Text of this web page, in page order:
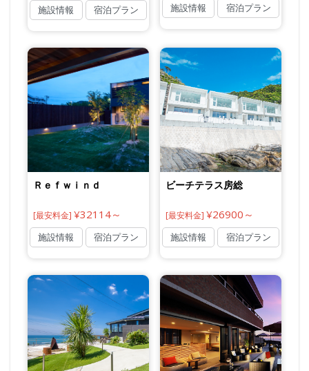
施設情報 宿泊プラン 施設情報 宿泊プラン
Ｒｅｆｗｉｎｄ
[最安料金]¥32114～
施設情報 宿泊プラン
ビーチテラス房総
[最安料金] ¥26900～
施設情報 宿泊プラン